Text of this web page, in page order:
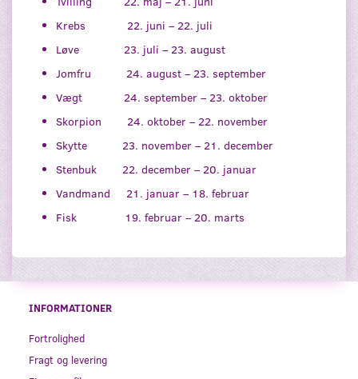
Krebs 22. juni – 22. juli
Løve 23. juli – 23. august
Jomfru 24. august – 23. september
Vægt 24. september – 23. oktober
Skorpion 24. oktober – 22. november
Skytte 23. november – 21. december
Stenbuk 22. december – 20. januar
Vandmand 21. januar – 18. februar
Fisk 19. februar – 20. marts
INFORMATIONER
Fortrolighed
Fragt og levering